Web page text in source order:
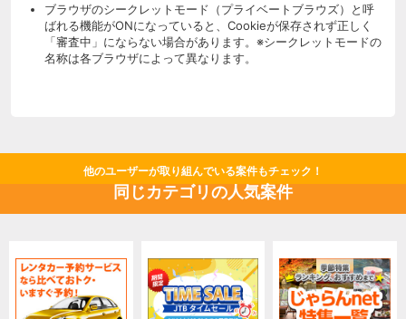
ブラウザのシークレットモード（プライベートブラウズ）と呼
ばれる機能がONになっていると、Cookieが保存されず正しく
「審査中」にならない場合があります。※シークレットモードの
名称は各ブラウザによって異なります。
他のユーザーが取り組んでいる案件もチェック！
同じカテゴリの人気案件